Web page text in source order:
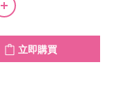
立即購買